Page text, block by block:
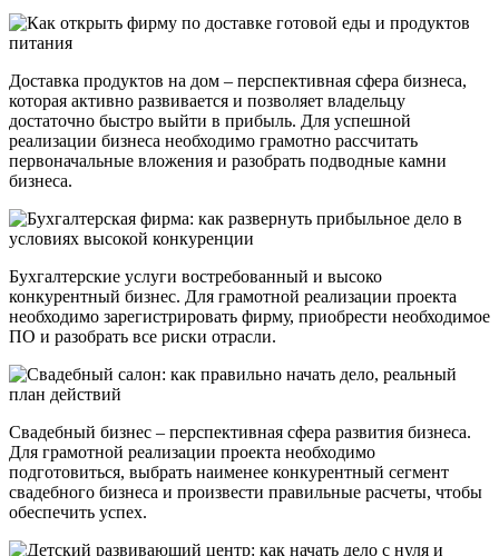
Доставка продуктов на дом – перспективная сфера бизнеса,
которая активно развивается и позволяет владельцу
достаточно быстро выйти в прибыль. Для успешной
реализации бизнеса необходимо грамотно рассчитать
первоначальные вложения и разобрать подводные камни
бизнеса.
Бухгалтерские услуги востребованный и высоко
конкурентный бизнес. Для грамотной реализации проекта
необходимо зарегистрировать фирму, приобрести необходимое
ПО и разобрать все риски отрасли.
Свадебный бизнес – перспективная сфера развития бизнеса.
Для грамотной реализации проекта необходимо
подготовиться, выбрать наименее конкурентный сегмент
свадебного бизнеса и произвести правильные расчеты, чтобы
обеспечить успех.